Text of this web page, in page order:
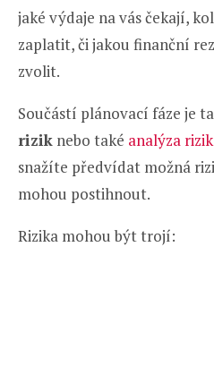
jaké výdaje na vás čekají,
zaplatit, či jakou finanční
zvolit.
Součástí plánovací fáze je
rizik nebo také analýza rizik
snažíte předvídat možná
mohou postihnout.
Rizika mohou být trojí: